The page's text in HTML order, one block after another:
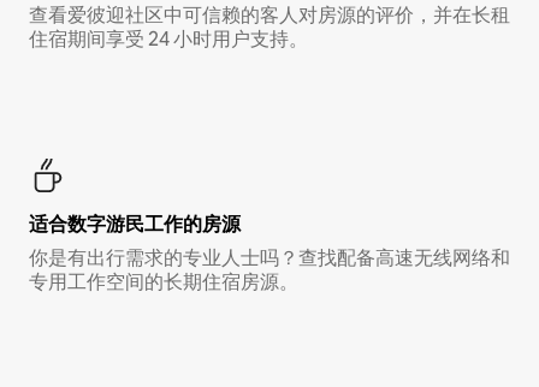
查看爱彼迎社区中可信赖的客人对房源的评价，并在长租
住宿期间享受 24 小时用户支持。
适合数字游民工作的房源
你是有出行需求的专业人士吗？查找配备高速无线网络和
专用工作空间的长期住宿房源。